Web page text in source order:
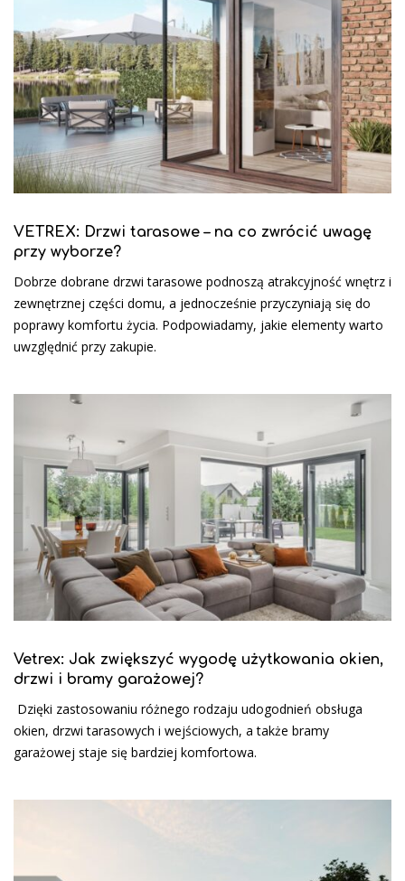
VETREX: Drzwi tarasowe – na co zwrócić uwagę
przy wyborze?
Dobrze dobrane drzwi tarasowe podnoszą atrakcyjność wnętrz i
zewnętrznej części domu, a jednocześnie przyczyniają się do
poprawy komfortu życia. Podpowiadamy, jakie elementy warto
uwzględnić przy zakupie.
Vetrex: Jak zwiększyć wygodę użytkowania okien,
drzwi i bramy garażowej?
Dzięki zastosowaniu różnego rodzaju udogodnień obsługa
okien, drzwi tarasowych i wejściowych, a także bramy
garażowej staje się bardziej komfortowa.